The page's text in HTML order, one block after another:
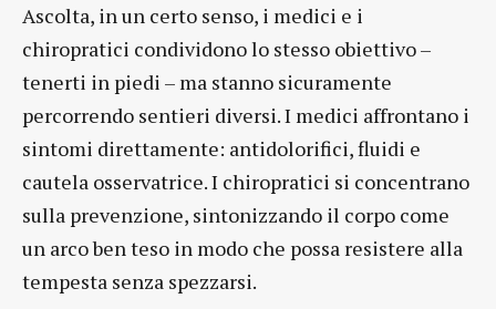
Ascolta, in un certo senso, i medici e i
chiropratici condividono lo stesso obiettivo –
tenerti in piedi – ma stanno sicuramente
percorrendo sentieri diversi. I medici affrontano i
sintomi direttamente: antidolorifici, fluidi e
cautela osservatrice. I chiropratici si concentrano
sulla prevenzione, sintonizzando il corpo come
un arco ben teso in modo che possa resistere alla
tempesta senza spezzarsi.